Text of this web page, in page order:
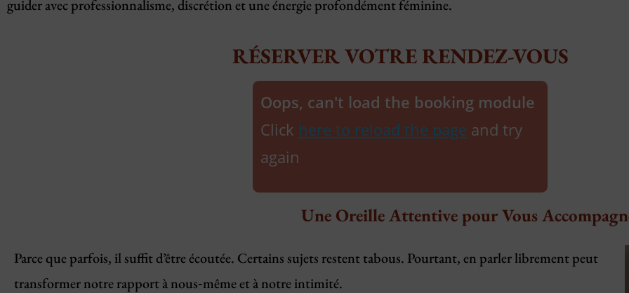
guider avec professionnalisme, discrétion et une énergie profondément féminine.
RÉSERVER VOTRE RENDEZ-VOUS
Oops, can't load the booking module
Click here to reload the page and try
again
Une Oreille Attentive pour Vous
Parce que parfois, il suffit d’être écoutée. Certains sujets restent tabous. Pourtant, en parler librement peut
transformer notre rapport à nous‑même et à notre intimité.